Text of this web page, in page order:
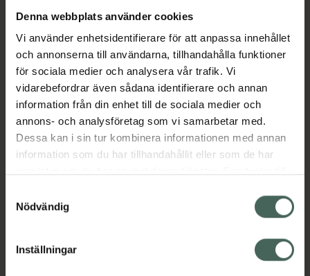
Denna webbplats använder cookies
Vi använder enhetsidentifierare för att anpassa innehållet
och annonserna till användarna, tillhandahålla funktioner
för sociala medier och analysera vår trafik. Vi
vidarebefordrar även sådana identifierare och annan
information från din enhet till de sociala medier och
annons- och analysföretag som vi samarbetar med.
Dessa kan i sin tur kombinera informationen med annan
information som du har tillhandahållit eller som de har
återkalla ditt samtycke via webbplatsens
cookieinställningar. Ett återkallat samtycke påverkar inte
lagligheten av behandling som skett innan återkallelsen.
Nödvändig
Inställningar
skillnad från Aloe Vera producerar Aloe Ferox
kan behålla sina naturliga egenskaper utan
att behöva filtreras eller spädas ut. Detta
säkerställer att aloejuicen är så ren &
oförändrad som möjligt. Aloe Ferox-juicen är
helt fri från artificiella färgämnen,
sötningsmedel & förtjockningsmedel samt
naturligt fri från gluten & vete. Passar både
veganer & vegetarianer.
EAN:05060018514543
Kost och hälsa Kosttillskott